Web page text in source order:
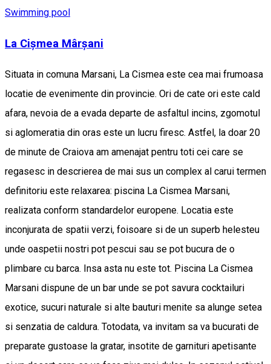
Swimming pool
La Cișmea Mârșani
Situata in comuna Marsani, La Cismea este cea mai frumoasa
locatie de evenimente din provincie. Ori de cate ori este cald
afara, nevoia de a evada departe de asfaltul incins, zgomotul
si aglomeratia din oras este un lucru firesc. Astfel, la doar 20
de minute de Craiova am amenajat pentru toti cei care se
regasesc in descrierea de mai sus un complex al carui termen
definitoriu este relaxarea: piscina La Cismea Marsani,
realizata conform standardelor europene. Locatia este
inconjurata de spatii verzi, foisoare si de un superb helesteu
unde oaspetii nostri pot pescui sau se pot bucura de o
plimbare cu barca. Insa asta nu este tot. Piscina La Cismea
Marsani dispune de un bar unde se pot savura cocktailuri
exotice, sucuri naturale si alte bauturi menite sa alunge setea
si senzatia de caldura. Totodata, va invitam sa va bucurati de
preparate gustoase la gratar, insotite de garnituri apetisante